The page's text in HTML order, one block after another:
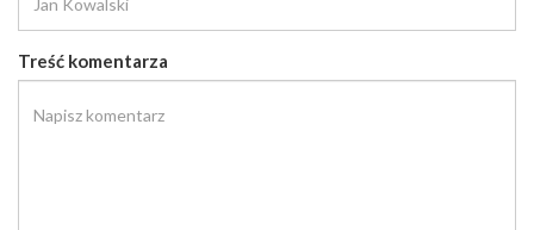
Treść komentarza